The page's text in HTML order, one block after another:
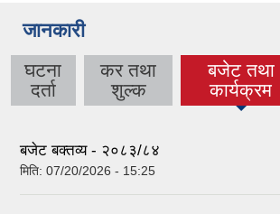
जानकारी
घटना
दर्ता
कर तथा
शुल्क
बजेट तथा
कार्यक्रम
(active tab)
बजेट बक्तव्य - २०८३/८४
मिति: 07/20/2026 - 15:25